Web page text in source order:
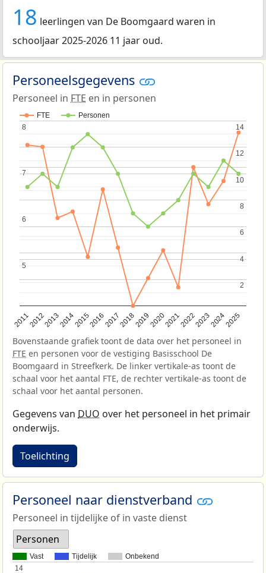
18 leerlingen van De Boomgaard waren in
schooljaar 2025-2026 11 jaar oud.
Personeelsgegevens
Personeel in FTE en in personen
FTE Personen
201120122013201420152016201720182019202020212022202320242025
5
5
6
6
7
7
8
8
2
2
4
4
6
6
8
8
10
10
12
12
14
14
Bovenstaande grafiek toont de data over het personeel in
FTE en personen voor de vestiging Basisschool De
Boomgaard in Streefkerk. De linker vertikale-as toont de
schaal voor het aantal FTE, de rechter vertikale-as toont de
schaal voor het aantal personen.
Gegevens van DUO over het personeel in het primair
onderwijs.
Toelichting
Personeel naar dienstverband
Personeel in tijdelijke of in vaste dienst
Personen
Vast Tijdelijk Onbekend
14
14